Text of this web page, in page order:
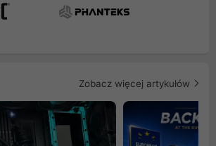
Zobacz więcej artykułów